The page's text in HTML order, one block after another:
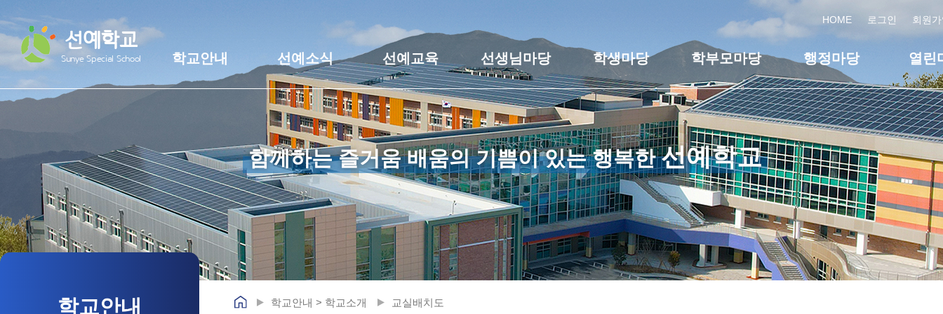
선예학교
Sunye Special School
HOME 로그인 회원
학교안내 선예소식 선예교육 선생님마당 학생마당 학부모마당 행정마당 열린
함께하는 즐거움 배움의 기쁨이 있는 행복한선예학교
학교안내 학교안내 > 학교소개 교실배치도